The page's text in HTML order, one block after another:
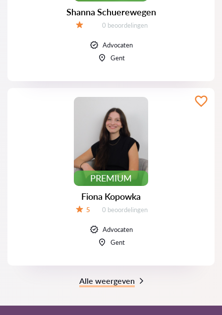
Shanna Schuerewegen
Beoordelingen:
0 beoordelingen
Advocaten
Gent
PREMIUM
Fiona Kopowka
5 Beoordelingen:
0 beoordelingen
Advocaten
Gent
Alle weergeven